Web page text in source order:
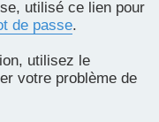
utilisé ce lien pour
de passe.
utilisez le
votre problème de